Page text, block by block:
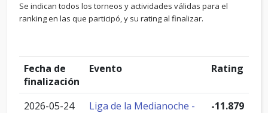
Se indican todos los torneos y actividades válidas para el
ranking en las que participó, y su rating al finalizar.
Fecha de
finalización
Evento Rating
2026-05-24
Liga de la Medianoche -
-11.879